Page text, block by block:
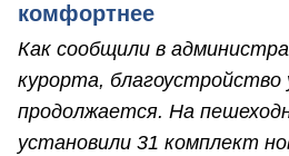
комфортнее
Как сообщили в
курорта, благоустройство
продолжается. На
установили 31 комплект